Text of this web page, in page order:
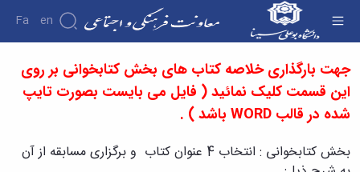
Fa En
درباره
معاونت
درباره
معرفی
معاون
اهداف
جهت بارگذاری خلاصه کتاب های بخش کتابخوانی بر روی
این قسمت کلیک نمائید ( فایل می بایست بصورت تایپ
شده در قالب WORD باشد )
.
بخش کتابخوانی : انتخاب 4 عنوان کتاب و برگزاری مسابقه از آن